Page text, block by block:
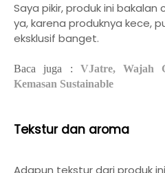
Saya pikir, produk ini
ya, karena produknya kece,
eksklusif banget.
Baca juga : VJatre, Wajah
Kemasan Sustainable
Tekstur dan aroma